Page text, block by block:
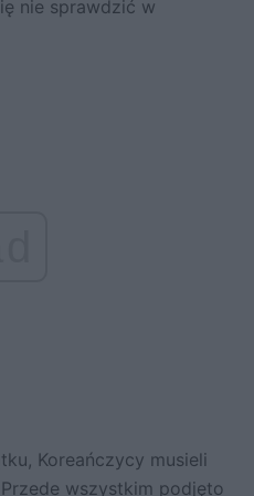
nie sprawdzić w
Koreańczycy musieli
wszystkim podjęto